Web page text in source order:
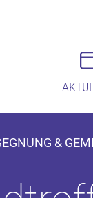
&